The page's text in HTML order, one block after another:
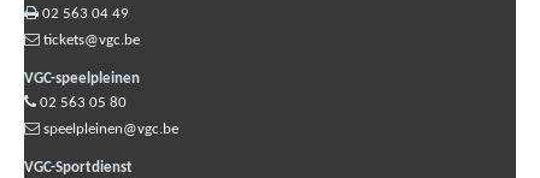
02 563 04 49
tickets@vgc.be
VGC-speelpleinen
02 563 05 80
speelpleinen@vgc.be
VGC-Sportdienst